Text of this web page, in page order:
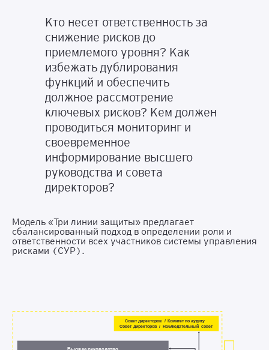
Кто несет ответственность за
снижение рисков до
приемлемого уровня? Как
избежать дублирования
функций и обеспечить
должное рассмотрение
ключевых рисков? Кем должен
проводиться мониторинг и
своевременное
информирование высшего
руководства и совета
директоров?
Модель «Три линии защиты» предлагает
сбалансированный подход в определении роли и
ответственности всех участников системы управления
рисками (СУР).